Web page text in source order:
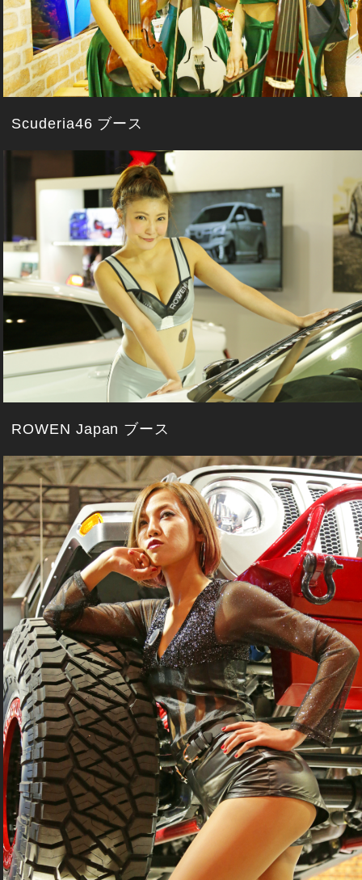
Scuderia46 ブース
ROWEN Japan ブース